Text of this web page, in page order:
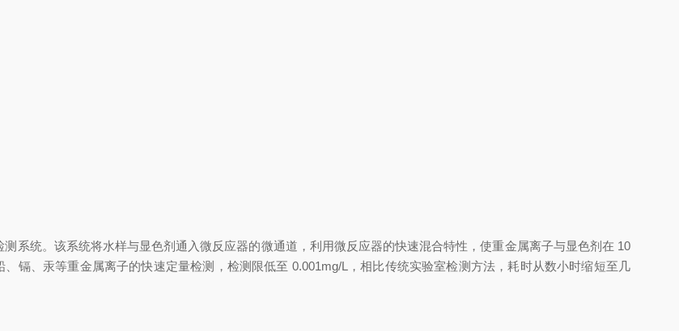
统。该系统将水样与显色剂通入微反应器的微通道，利用微反应器的快速混合特性，使重金属离子与显色剂在 10
镉、汞等重金属离子的快速定量检测，检测限低至 0.001mg/L，相比传统实验室检测方法，耗时从数小时缩短至几